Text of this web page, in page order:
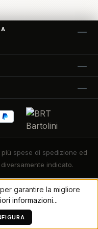
spese di spedizione ed
indicato.
garantire la migliore
informazioni...